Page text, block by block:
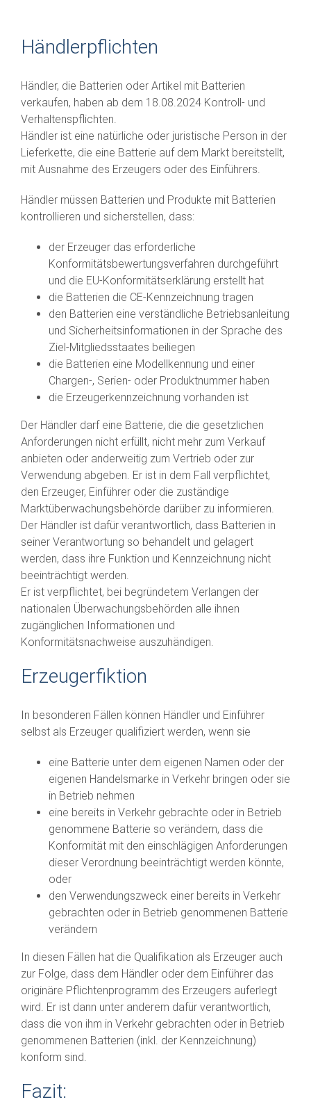
Händlerpflichten
Händler, die Batterien oder Artikel mit Batterien
verkaufen, haben ab dem 18.08.2024 Kontroll- und
Verhaltenspflichten.
Händler ist eine natürliche oder juristische Person in der
Lieferkette, die eine Batterie auf dem Markt bereitstellt,
mit Ausnahme des Erzeugers oder des Einführers.
Händler müssen Batterien und Produkte mit Batterien
kontrollieren und sicherstellen, dass:
der Erzeuger das erforderliche
Konformitätsbewertungsverfahren durchgeführt
und die EU-Konformitätserklärung erstellt hat
die Batterien die CE-Kennzeichnung tragen
den Batterien eine verständliche Betriebsanleitung
und Sicherheitsinformationen in der Sprache des
Ziel-Mitgliedsstaates beiliegen
die Batterien eine Modellkennung und einer
Chargen-, Serien- oder Produktnummer haben
die Erzeugerkennzeichnung vorhanden ist
Der Händler darf eine Batterie, die die gesetzlichen
Anforderungen nicht erfüllt, nicht mehr zum Verkauf
anbieten oder anderweitig zum Vertrieb oder zur
Verwendung abgeben. Er ist in dem Fall verpflichtet,
den Erzeuger, Einführer oder die zuständige
Marktüberwachungsbehörde darüber zu informieren.
Der Händler ist dafür verantwortlich, dass Batterien in
seiner Verantwortung so behandelt und gelagert
werden, dass ihre Funktion und Kennzeichnung nicht
beeinträchtigt werden.
Er ist verpflichtet, bei begründetem Verlangen der
nationalen Überwachungsbehörden alle ihnen
zugänglichen Informationen und
Konformitätsnachweise auszuhändigen.
Erzeugerfiktion
In besonderen Fällen können Händler und Einführer
selbst als Erzeuger qualifiziert werden, wenn sie
eine Batterie unter dem eigenen Namen oder der
eigenen Handelsmarke in Verkehr bringen oder sie
in Betrieb nehmen
eine bereits in Verkehr gebrachte oder in Betrieb
genommene Batterie so verändern, dass die
Konformität mit den einschlägigen Anforderungen
dieser Verordnung beeinträchtigt werden könnte,
oder
den Verwendungszweck einer bereits in Verkehr
gebrachten oder in Betrieb genommenen Batterie
verändern
In diesen Fällen hat die Qualifikation als Erzeuger auch
zur Folge, dass dem Händler oder dem Einführer das
originäre Pflichtenprogramm des Erzeugers auferlegt
wird. Er ist dann unter anderem dafür verantwortlich,
dass die von ihm in Verkehr gebrachten oder in Betrieb
genommenen Batterien (inkl. der Kennzeichnung)
konform sind.
Fazit: